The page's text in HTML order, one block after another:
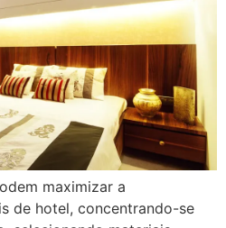
maximizar a
de hotel, concentrando-se